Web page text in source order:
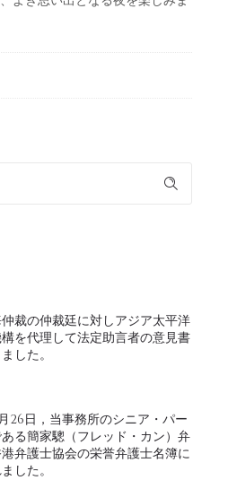
裁の仲裁廷に対しアジア太平洋
を代理して法定助言者の意見書
した。
26日，当事務所のシニア・パー
ある簡家驄（フレッド・カン）弁
弁護士協会の栄誉弁護士名簿に
した。